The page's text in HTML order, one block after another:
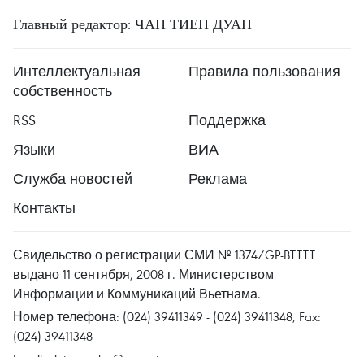
Главный редактор: ЧАН ТИЕН ДУАН
Интеллектуальная
собственность
Правила пользования
RSS
Поддержка
Языки
ВИА
Служба новостей
Реклама
Контакты
Свидельство о регистрации СМИ № 1374/GP-BTTTT
выдано 11 сентября, 2008 г. Министерством
Информации и Коммуникаций Вьетнама.
Номер телефона: (024) 39411349 - (024) 39411348, Fax:
(024) 39411348